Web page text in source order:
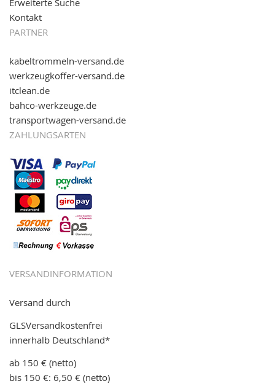
Erweiterte Suche
Kontakt
PARTNER
kabeltrommeln-versand.de
werkzeugkoffer-versand.de
itclean.de
bahco-werkzeuge.de
transportwagen-versand.de
ZAHLUNGSARTEN
VERSANDINFORMATION
Versand durch
GLSVersandkostenfrei
innerhalb Deutschland*
ab 150 € (netto)
bis 150 €: 6,50 € (netto)